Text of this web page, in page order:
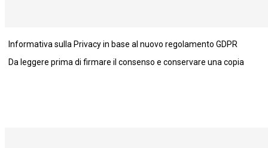
Informativa sulla Privacy in base al nuovo regolamento GDPR
Da leggere prima di firmare il consenso e conservare una copia